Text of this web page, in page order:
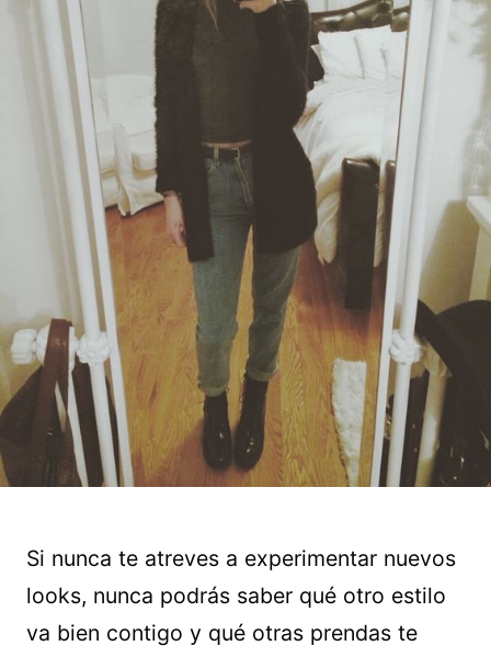
Si nunca te atreves a experimentar nuevos
looks, nunca podrás saber qué otro estilo
va bien contigo y qué otras prendas te